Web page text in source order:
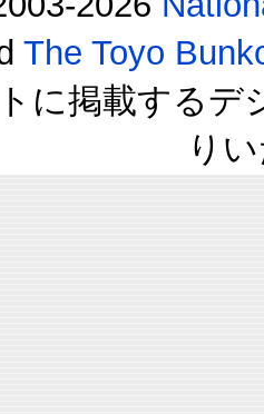
The Toyo
に掲載するデ
り